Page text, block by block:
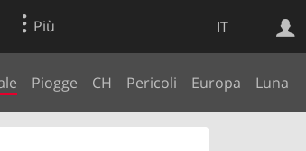
IT
Più
Piogge CH Pericoli Europa Luna
Ricerca Web